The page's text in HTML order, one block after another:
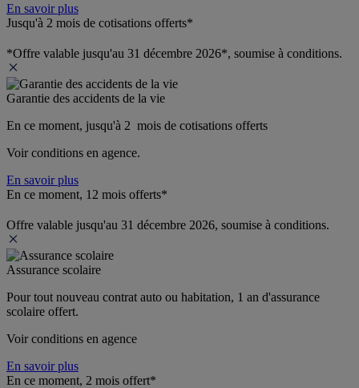
En savoir plus
Jusqu'à 2 mois de cotisations offerts*
*Offre valable jusqu'au 31 décembre 2026*, soumise à conditions.
Garantie des accidents de la vie
En ce moment, jusqu'à 2  mois de cotisations offerts
Voir conditions en agence.
En savoir plus
En ce moment, 12 mois offerts*
Offre valable jusqu'au 31 décembre 2026, soumise à conditions.
Assurance scolaire
Pour tout nouveau contrat auto ou habitation, 1 an d'assurance
scolaire offert.
Voir conditions en agence
En savoir plus
En ce moment, 2 mois offert*